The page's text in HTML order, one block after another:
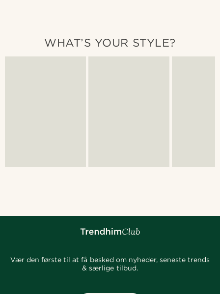
WHAT’S YOUR STYLE?
Vær den første til at få besked om nyheder, seneste trends
& særlige tilbud.